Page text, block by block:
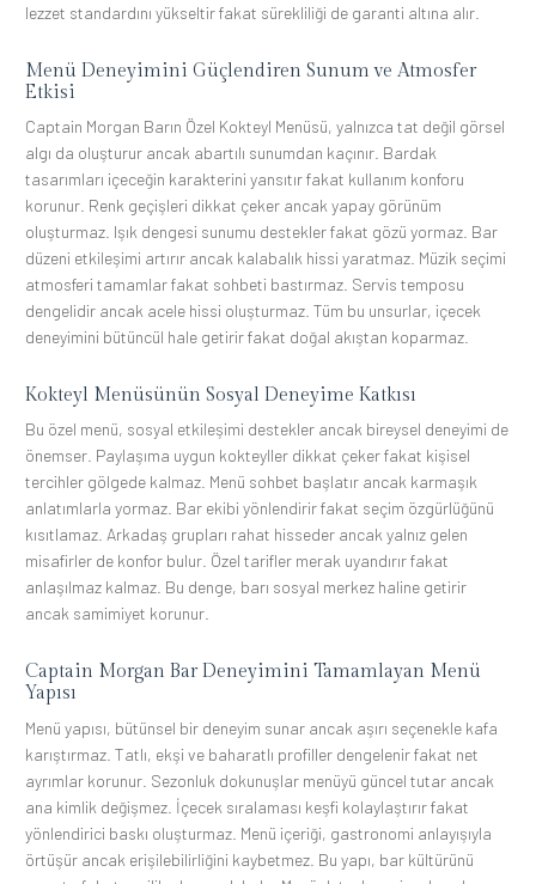
lezzet standardını yükseltir fakat sürekliliği de garanti altına alır.
Menü Deneyimini Güçlendiren Sunum ve Atmosfer
Etkisi
Captain Morgan Barın Özel Kokteyl Menüsü, yalnızca tat değil görsel
algı da oluşturur ancak abartılı sunumdan kaçınır. Bardak
tasarımları içeceğin karakterini yansıtır fakat kullanım konforu
korunur. Renk geçişleri dikkat çeker ancak yapay görünüm
oluşturmaz. Işık dengesi sunumu destekler fakat gözü yormaz. Bar
düzeni etkileşimi artırır ancak kalabalık hissi yaratmaz. Müzik seçimi
atmosferi tamamlar fakat sohbeti bastırmaz. Servis temposu
dengelidir ancak acele hissi oluşturmaz. Tüm bu unsurlar, içecek
deneyimini bütüncül hale getirir fakat doğal akıştan koparmaz.
Kokteyl Menüsünün Sosyal Deneyime Katkısı
Bu özel menü, sosyal etkileşimi destekler ancak bireysel deneyimi de
önemser. Paylaşıma uygun kokteyller dikkat çeker fakat kişisel
tercihler gölgede kalmaz. Menü sohbet başlatır ancak karmaşık
anlatımlarla yormaz. Bar ekibi yönlendirir fakat seçim özgürlüğünü
kısıtlamaz. Arkadaş grupları rahat hisseder ancak yalnız gelen
misafirler de konfor bulur. Özel tarifler merak uyandırır fakat
anlaşılmaz kalmaz. Bu denge, barı sosyal merkez haline getirir
ancak samimiyet korunur.
Captain Morgan Bar Deneyimini Tamamlayan Menü
Yapısı
Menü yapısı, bütünsel bir deneyim sunar ancak aşırı seçenekle kafa
karıştırmaz. Tatlı, ekşi ve baharatlı profiller dengelenir fakat net
ayrımlar korunur. Sezonluk dokunuşlar menüyü güncel tutar ancak
ana kimlik değişmez. İçecek sıralaması keşfi kolaylaştırır fakat
yönlendirici baskı oluşturmaz. Menü içeriği, gastronomi anlayışıyla
örtüşür ancak erişilebilirliğini kaybetmez. Bu yapı, bar kültürünü